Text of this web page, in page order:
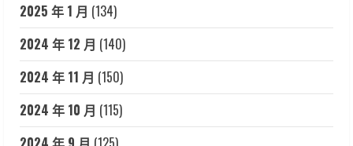
2025 年 1 月 (134)
2024 年 12 月 (140)
2024 年 11 月 (150)
2024 年 10 月 (115)